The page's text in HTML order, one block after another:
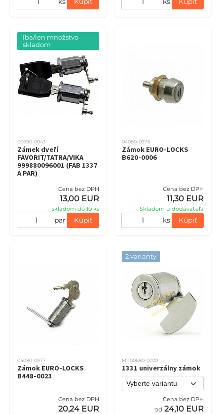
Iba/len množstvo
skladom
00690-0043
Zámek dveří
FAVORIT/TATRA/VIKA
999880096001 (FAB 1337
A PAR)
Cena bez DPH
13,00 EUR
skladom do 10 ks
par Kúpiť
04080-0976
Zámok EURO-LOCKS
B620-0006
Cena bez DPH
11,30 EUR
Skladom u dodávateľa
ks Kúpiť
04080-0977
Zámok EURO-LOCKS
B448-0023
Cena bez DPH
20,24 EUR
2 varianty
MP00680-0020
1331 univerzálny zámok
Cena bez DPH
od 24,10 EUR